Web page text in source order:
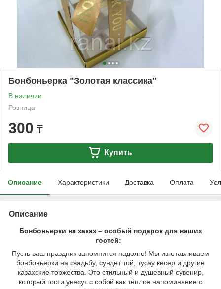
Бонбоньерка "Золотая классика"
В наличии
Розница
300 ₸
Купить
Описание Характеристики Доставка Оплата
Описание
Бонбоньерки на заказ – особый подарок для ваших
гостей:
Пусть ваш праздник запомнится надолго! Мы изготавливаем
бонбоньерки на свадьбу, сундет той, тусау кесер и другие
казахские торжества. Это стильный и душевный сувенир,
который гости унесут с собой как тёплое напоминание о